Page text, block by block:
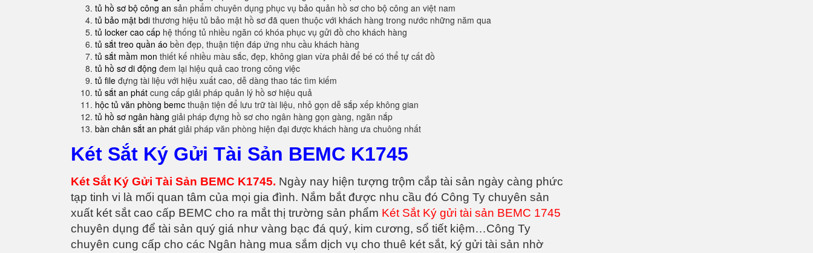
tủ hồ sơ bộ công an sản phẩm chuyên dụng phục vụ bảo quản hồ sơ cho bộ công an việt nam
tủ bảo mật bdi thương hiệu tủ bảo mật hồ sơ đã quen thuộc với khách hàng trong nước những năm qua
tủ locker cao cấp hệ thống tủ nhiều ngăn có khóa phục vụ gửi đồ cho khách hàng
tủ sắt treo quần áo bền đẹp, thuận tiện đáp ứng nhu cầu khách hàng
tủ sắt mầm mon thiết kế nhiều màu sắc, đẹp, không gian vừa phải để bé có thể tự cất đồ
tủ hồ sơ di động đem lại hiệu quả cao trong công việc
tủ file đựng tài liệu với hiệu xuất cao, dễ dàng thao tác tìm kiếm
tủ sắt an phát cung cấp giải pháp quản lý hồ sơ hiệu quả
hộc tủ văn phòng bemc thuận tiện để lưu trữ tài liệu, nhỏ gọn dễ sắp xếp không gian
tủ hồ sơ ngân hàng giải pháp đựng hồ sơ cho ngân hàng gọn gàng, ngăn nắp
bàn chân sắt an phát giải pháp văn phòng hiện đại được khách hàng ưa chuông nhất
Két Sắt Ký Gửi Tài Sản BEMC K1745
Két Sắt Ký Gửi Tài Sản BEMC K1745. Ngày nay hiện tượng trộm cắp tài sản ngày càng phức
tạp tinh vi là mối quan tâm của mọi gia đình. Nắm bắt được nhu cầu đó Công Ty chuyên sản
xuất két sắt cao cấp BEMC cho ra mắt thị trường sản phẩm Két Sắt Ký gửi tài sản BEMC 1745
chuyên dụng để tài sản quý giá như vàng bạc đá quý, kim cương, sổ tiết kiệm…Công Ty
chuyên cung cấp cho các Ngân hàng mua sắm dịch vụ cho thuê két sắt, ký gửi tài sản nhờ